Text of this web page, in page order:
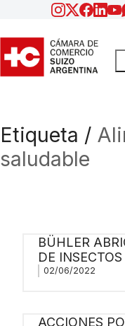
Etiqueta /
saludable
BÜHLER
DE
02/06/2022
ACCIONES